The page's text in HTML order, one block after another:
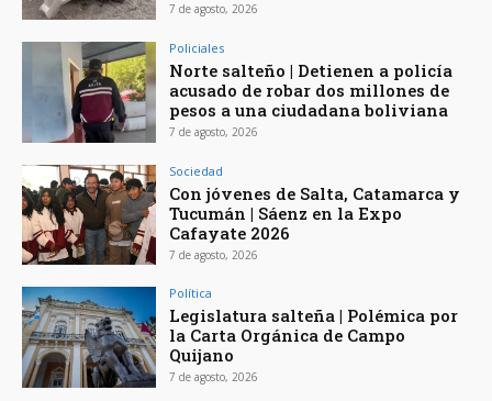
7 de agosto, 2026
Policiales
Norte salteño | Detienen a policía
acusado de robar dos millones de
pesos a una ciudadana boliviana
7 de agosto, 2026
Sociedad
Con jóvenes de Salta, Catamarca y
Tucumán | Sáenz en la Expo
Cafayate 2026
7 de agosto, 2026
Política
Legislatura salteña | Polémica por
la Carta Orgánica de Campo
Quijano
7 de agosto, 2026